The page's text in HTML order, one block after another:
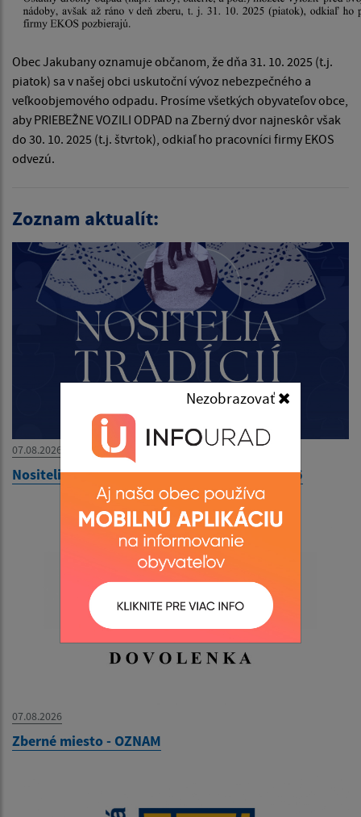
Nezobrazovať
Obec Jakubany oznamuje občanom, že dňa 31. 10. 2025 (t.j.
piatok) sa v našej obci uskutoční vývoz nebezpečného a
veľkoobjemového odpadu. Prosíme všetkých obyvateľov obce,
aby PRIEBEŽNE VOZILI ODPAD na Zberný dvor najneskôr však
do 30. 10. 2025 (t.j. štvrtok), odkiaľ ho pracovníci firmy EKOS
odvezú.
Zoznam aktualít:
07.08.2026
Nositelia tradícií v obci Kolačkov - 09.08.2026
07.08.2026
Zberné miesto - OZNAM